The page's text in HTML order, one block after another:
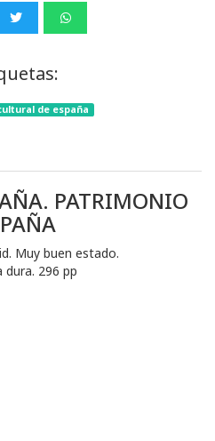
de españa
PATRIMONIO
Muy buen estado.
296 pp